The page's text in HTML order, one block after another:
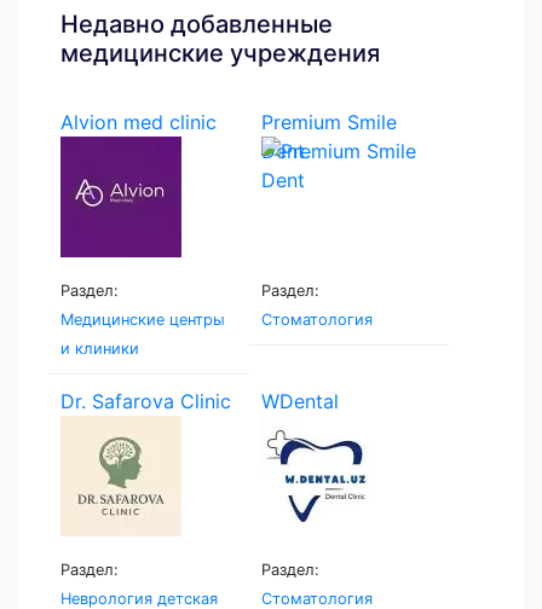
Недавно добавленные
медицинские учреждения
Alvion med clinic
Раздел:
Медицинские центры
и клиники
Premium Smile
Dent
Раздел:
Стоматология
Dr. Safarova Clinic
Раздел:
Неврология детская
WDental
Раздел:
Стоматология